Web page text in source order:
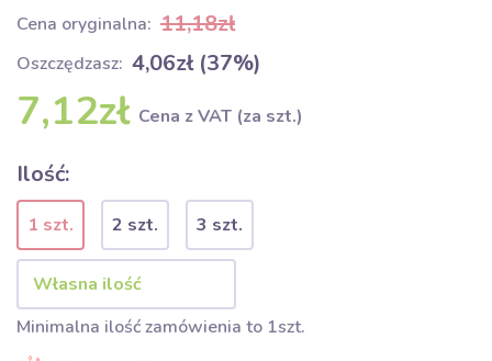
Cena oryginalna: 11,18zł
Oszczędzasz: 4,06zł (37%)
7,12zł Cena z VAT (za szt.)
Ilość:
1 szt. 2 szt. 3 szt.
Minimalna ilość zamówienia to 1szt.